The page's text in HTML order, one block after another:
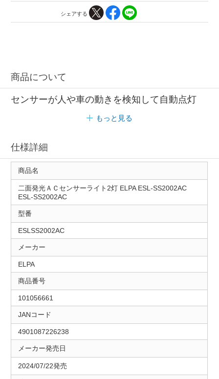
シェアする
商品について
センサーが人や車の動きを検知して自動点灯
もっと見る
仕様詳細
商品名
二面発光ＡＣセンサーライト2灯 ELPA ESL-SS2002AC
ESL-SS2002AC
型番
ESLSS2002AC
メーカー
ELPA
商品番号
101056661
JANコード
4901087226238
メーカー発売日
2024/07/22発売